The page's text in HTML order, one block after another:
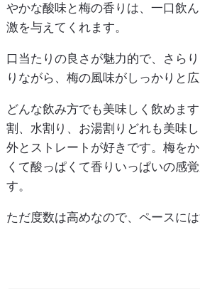
やかな酸味と梅の香りは、一口飲
激を与えてくれます。
口当たりの良さが魅力的で、さら
りながら、梅の風味がしっかりと広
どんな飲み方でも美味しく飲めま
割、水割り、お湯割りどれも美味
外とストレートが好きです。梅を
くて酸っぱくて香りいっぱいの感
す。
ただ度数は高めなので、ペースには